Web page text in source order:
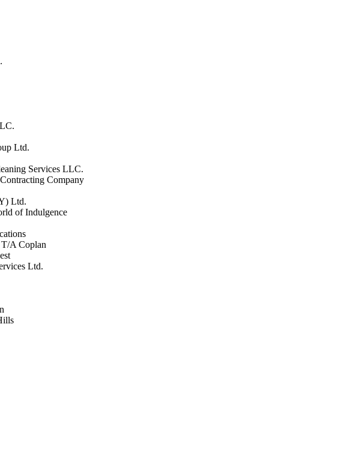
Ltd.
Services LLC.
Company
Ltd.
of Indulgence
A Coplan
Ltd.